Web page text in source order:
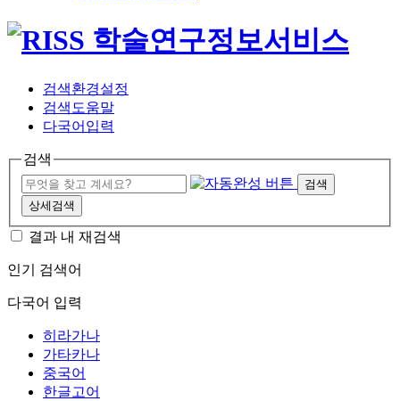
검색환경설정
검색도움말
다국어입력
검색
검색
상세검색
결과 내 재검색
인기 검색어
다국어 입력
히라가나
가타카나
중국어
한글고어